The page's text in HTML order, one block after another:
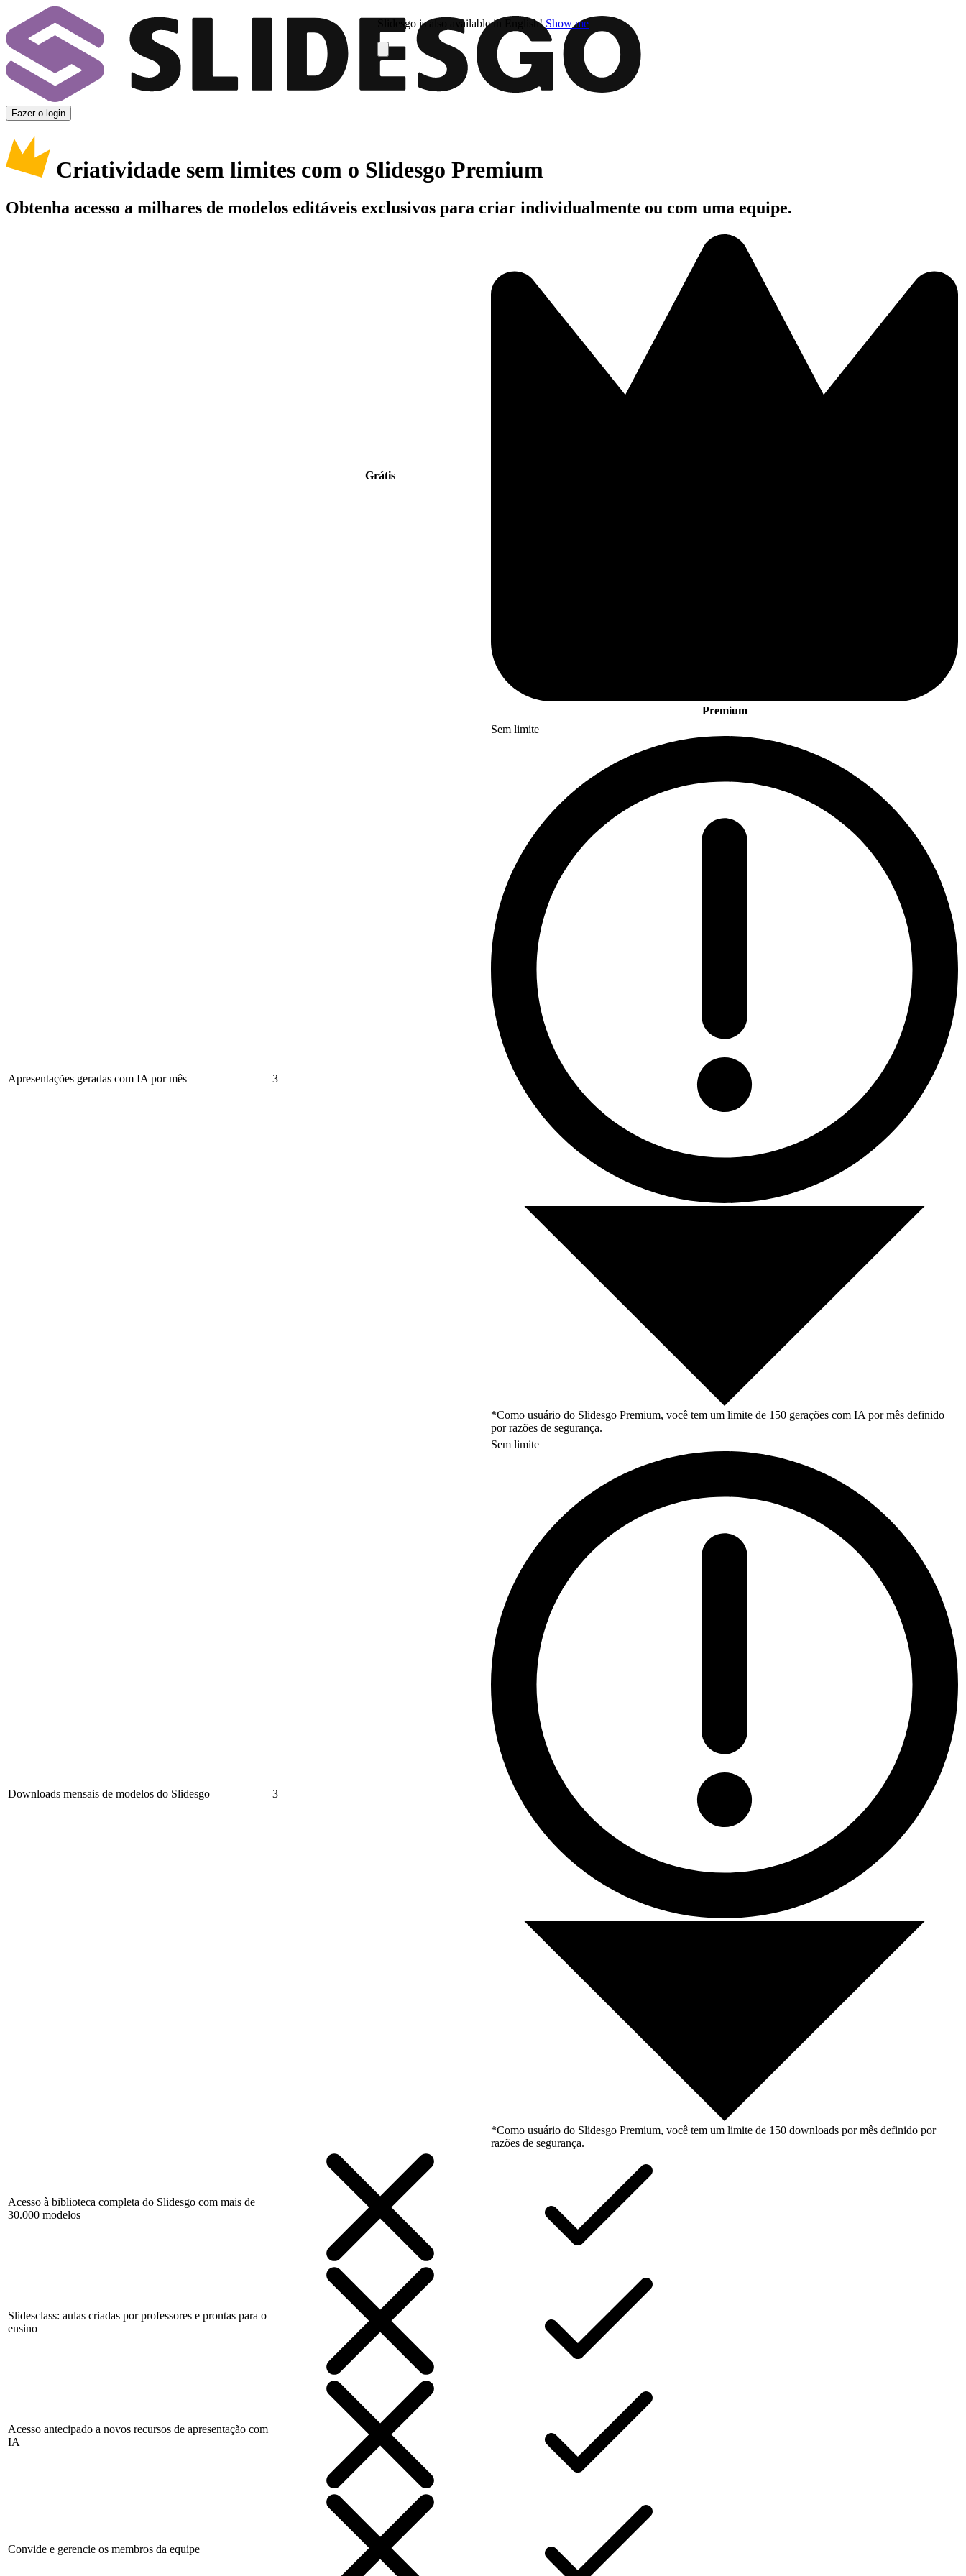
Slidesgo is also available in English! Show me
Fazer o login
Criatividade sem limites com o Slidesgo Premium
Obtenha acesso a milhares de modelos editáveis exclusivos para criar individualmente ou com uma equipe.
Grátis
Premium
Apresentações geradas com IA por mês 3
Sem limite
*Como usuário do Slidesgo Premium, você tem um limite de 150 gerações com IA por mês definido
por razões de segurança.
Downloads mensais de modelos do Slidesgo 3
Sem limite
*Como usuário do Slidesgo Premium, você tem um limite de 150 downloads por mês definido por
razões de segurança.
Acesso à biblioteca completa do Slidesgo com mais de
30.000 modelos
Slidesclass: aulas criadas por professores e prontas para o
ensino
Acesso antecipado a novos recursos de apresentação com
IA
Convide e gerencie os membros da equipe